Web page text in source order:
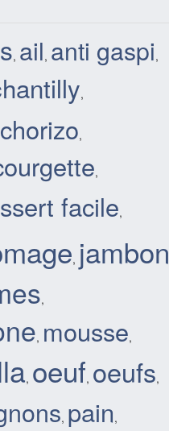
, ail, anti gaspi,
,
chorizo,
,
facile,
, jambon
,
, mousse,
, oeuf, oeufs,
, pain,